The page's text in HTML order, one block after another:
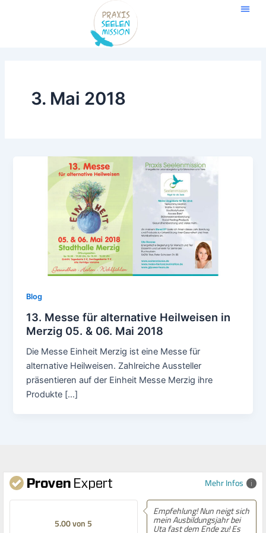
3. Mai 2018
Blog
13. Messe für alternative Heilweisen in
Merzig 05. & 06. Mai 2018
Die Messe Einheit Merzig ist eine Messe für
alternative Heilweisen. Zahlreiche Aussteller
präsentieren auf der Einheit Messe Merzig ihre
Produkte […]
Mehr Infos
5.00 von 5
Empfehlung! Nun neigt sich
mein Ausbildungsjahr bei
Uta fast dem Ende zu! Es